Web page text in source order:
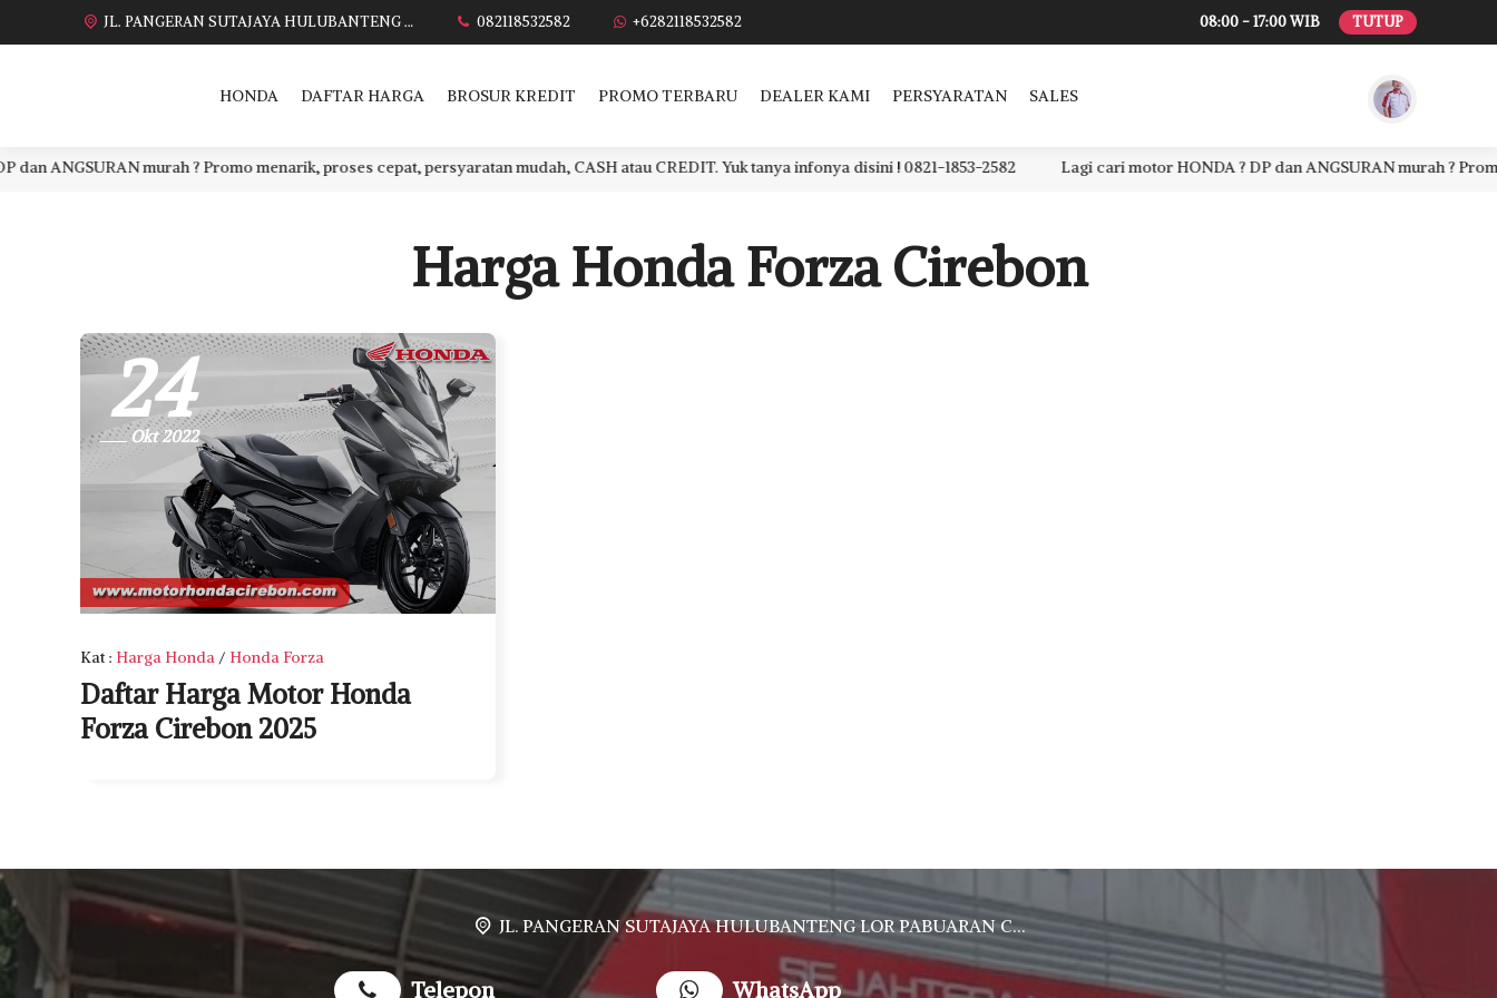
JL. PANGERAN SUTAJAYA HULUBANTENG LOR PABUARAN CIREBON TIMUR, Ds. Babakan gebang cirebon Gebang udik cirebon Ciledug cirebon Karang wareng cirebon 082118532582 +6282118532582 08:00 - 17:00 WIB TUTUP
HONDA DAFTAR HARGA BROSUR KREDIT PROMO TERBARU DEALER KAMI PERSYARATAN SALES
ANGSURAN murah ? Promo menarik, proses cepat, persyaratan mudah, CASH atau CREDIT. Yuk tanya infonya disini ! 0821-1853-2582 Lagi cari motor HONDA ? DP dan ANGSURAN murah ? Promo
Harga Honda Forza Cirebon
24
Okt 2022
Kat : Harga Honda / Honda Forza
Daftar Harga Motor Honda
Forza Cirebon 2025
JL. PANGERAN SUTAJAYA HULUBANTENG LOR PABUARAN CIREBON TIMUR, Ds. Babakan gebang cirebon Gebang udik cirebon Ciledug cirebon Karang wareng cirebon
Telepon WhatsApp